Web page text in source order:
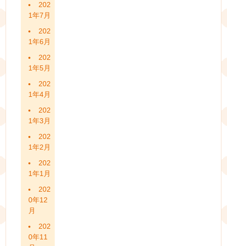
202
1年7月
202
1年6月
202
1年5月
202
1年4月
202
1年3月
202
1年2月
202
1年1月
202
0年12
月
202
0年11